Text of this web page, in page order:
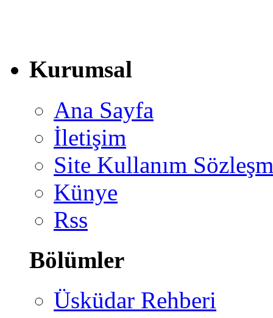
Kurumsal
Ana Sayfa
İletişim
Site Kullanım
Künye
Rss
Bölümler
Üsküdar Rehberi